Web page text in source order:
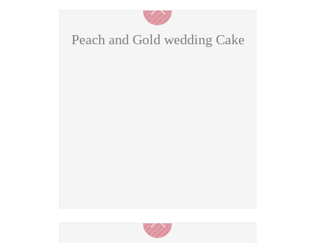
Peach and Gold wedding Cake